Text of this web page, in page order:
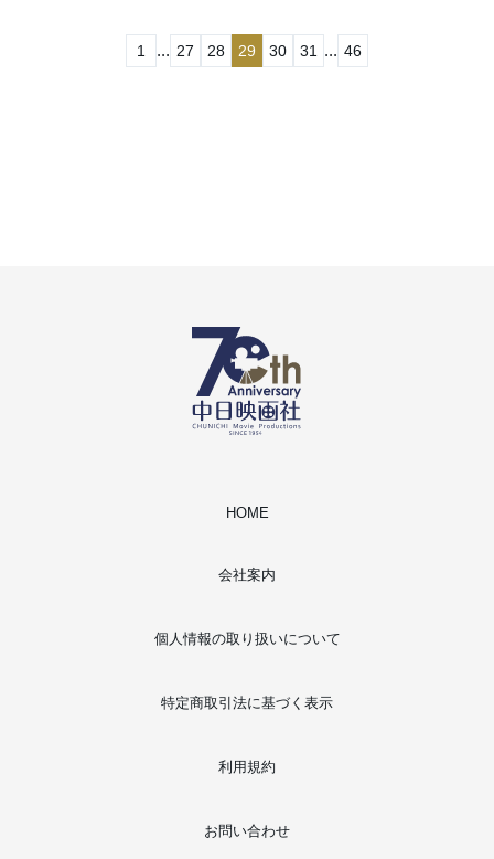
1 ... 27 28 29 30 31 ... 46
HOME
会社案内
個人情報の取り扱いについて
特定商取引法に基づく表示
利用規約
お問い合わせ